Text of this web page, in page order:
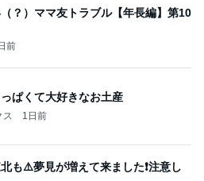
？）ママ友トラブル【年長編】第10
前
ぱくて大好きなお土産
ス 1日前
も⚠️夢見が増えて来ました❗️注意し